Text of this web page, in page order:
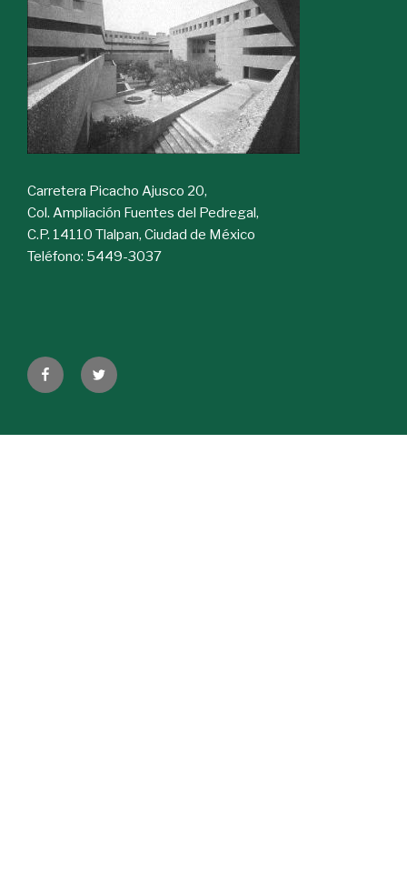
Carretera Picacho Ajusco 20,
Col. Ampliación Fuentes del Pedregal,
C.P. 14110 Tlalpan, Ciudad de México
Teléfono: 5449-3037
FacebookTwitter